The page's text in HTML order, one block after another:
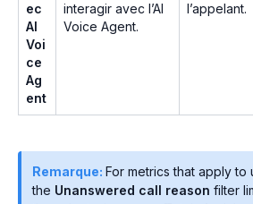
ec
AI
Voi
ce
Ag
ent
interagir avec l’AI
Voice Agent.
l’appelant.
Remarque: For metrics that apply to
the Unanswered call reason filter